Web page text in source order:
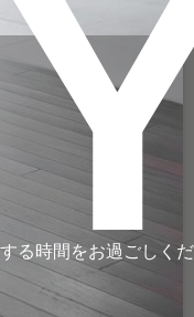
る時間をお過ごしく